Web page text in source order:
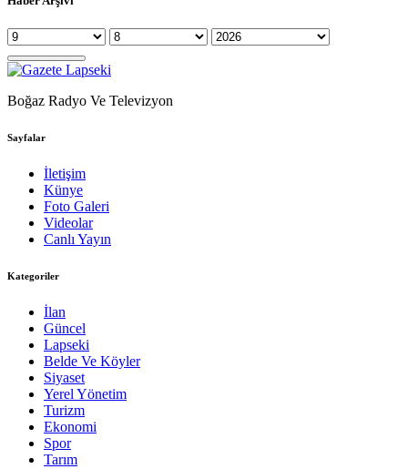
Boğaz Radyo Ve Televizyon
Sayfalar
İletişim
Künye
Foto Galeri
Videolar
Canlı Yayın
Kategoriler
İlan
Güncel
Lapseki
Belde Ve Köyler
Siyaset
Yerel Yönetim
Turizm
Ekonomi
Spor
Tarım